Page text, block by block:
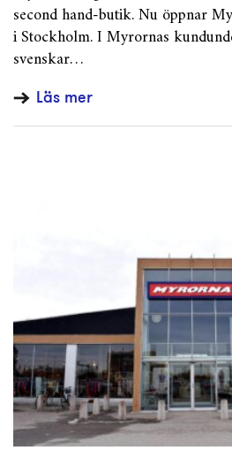
second hand-butik. Nu öppnar
i Stockholm. I Myrornas
svenskar…
Läs mer